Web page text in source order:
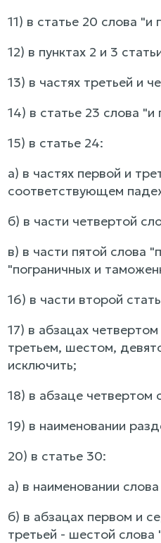
11) в статье 20 слова "и
12) в пунктах 2 и 3
13) в частях третьей и
14) в статье 23 слова
15) в статье 24:
а) в частях первой и
соответствующем
б) в части четвертой
в) в части пятой слова
"пограничных и
16) в части второй
17) в абзацах
третьем, шестом,
исключить;
18) в абзаце четвертом
19) в наименовании
20) в статье 30:
а) в наименовании
б) в абзацах первом и
третьей - шестой